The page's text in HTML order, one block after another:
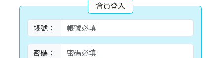
會員登入
帳號：
密碼：